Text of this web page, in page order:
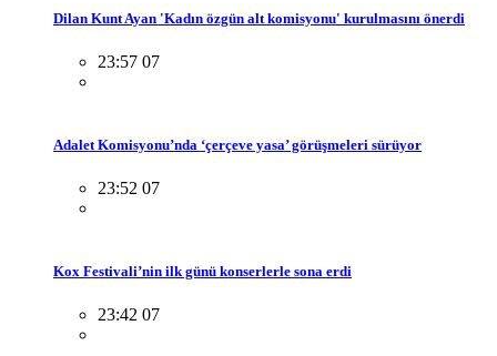
Dilan Kunt Ayan 'Kadın özgün alt komisyonu' kurulmasını önerdi
23:57 07
Adalet Komisyonu’nda ‘çerçeve yasa’ görüşmeleri sürüyor
23:52 07
Kox Festivali’nin ilk günü konserlerle sona erdi
23:42 07